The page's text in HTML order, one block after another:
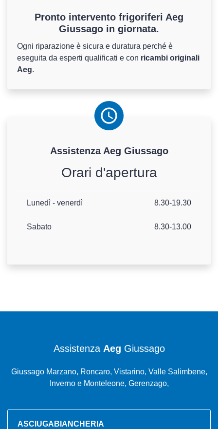
Pronto intervento frigoriferi Aeg
Giussago in giornata.
Ogni riparazione è sicura e duratura perché è
eseguita da esperti qualificati e con ricambi originali
Aeg.
Assistenza Aeg Giussago
Orari d'apertura
Lunedì - venerdì 8.30-19.30
Sabato 8.30-13.00
Assistenza Aeg Giussago
Giussago Marzano, Roncaro, Vistarino, Valle Salimbene,
Inverno e Monteleone, Gerenzago,
ASCIUGABIANCHERIA